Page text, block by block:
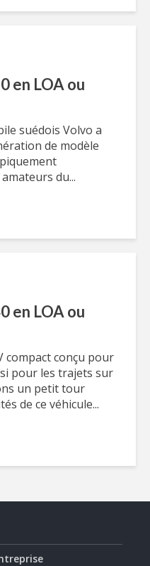
en LOA ou
suédois Volvo a
de modèle
du...
en LOA ou
compact conçu pour
pour les trajets sur
un petit tour
de ce véhicule...